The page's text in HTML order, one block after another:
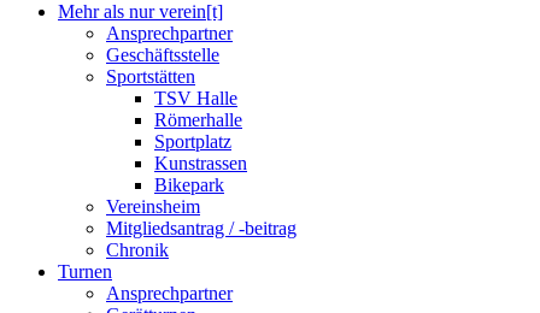
Mehr als nur verein[t]
Ansprechpartner
Geschäftsstelle
Sportstätten
TSV Halle
Römerhalle
Sportplatz
Kunstrassen
Bikepark
Vereinsheim
Mitgliedsantrag / -beitrag
Chronik
Turnen
Ansprechpartner